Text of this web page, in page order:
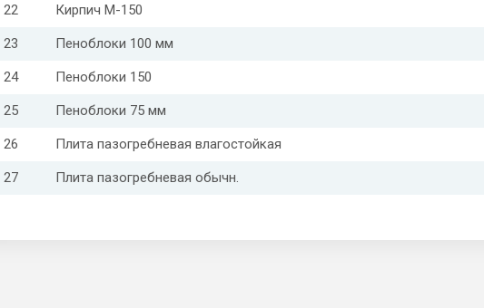
22 Кирпич М-150
23 Пеноблоки 100 мм
24 Пеноблоки 150
25 Пеноблоки 75 мм
26 Плита пазогребневая влагостойкая
27 Плита пазогребневая обычн.